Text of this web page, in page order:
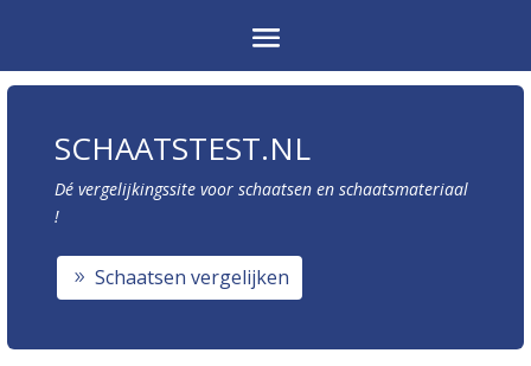
SCHAATSTEST.NL
Dé vergelijkingssite voor schaatsen en schaatsmateriaal
!
Schaatsen vergelijken